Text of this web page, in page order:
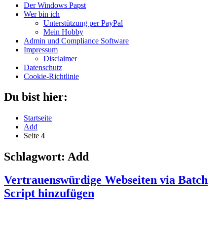
Der Windows Papst
Wer bin ich
Unterstützung per PayPal
Mein Hobby
Admin und Compliance Software
Impressum
Disclaimer
Datenschutz
Cookie-Richtlinie
Du bist hier:
Startseite
Add
Seite 4
Schlagwort: Add
Vertrauenswürdige Webseiten via Batch
Script hinzufügen